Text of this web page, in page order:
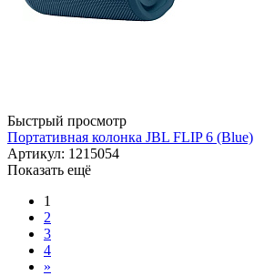
Быстрый просмотр
Портативная колонка JBL FLIP 6 (Blue)
Артикул: 1215054
Показать ещё
1
2
3
4
»